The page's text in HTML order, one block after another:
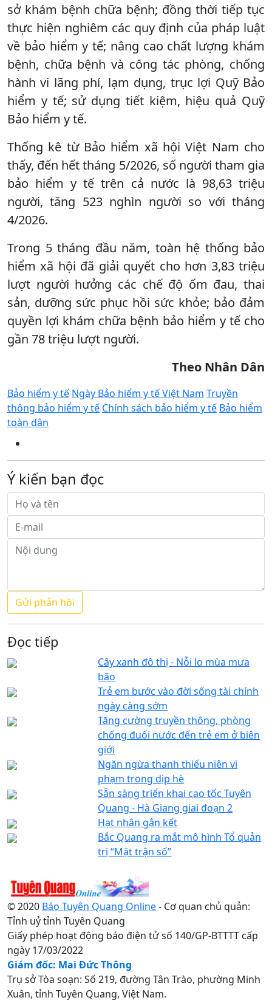
sở khám bệnh chữa bệnh; đồng thời tiếp tục
thực hiện nghiêm các quy định của pháp luật
về bảo hiểm y tế; nâng cao chất lượng khám
bệnh, chữa bệnh và công tác phòng, chống
hành vi lãng phí, lạm dụng, trục lợi Quỹ Bảo
hiểm y tế; sử dụng tiết kiệm, hiệu quả Quỹ
Bảo hiểm y tế.
Thống kê từ Bảo hiểm xã hội Việt Nam cho
thấy, đến hết tháng 5/2026, số người tham gia
bảo hiểm y tế trên cả nước là 98,63 triệu
người, tăng 523 nghìn người so với tháng
4/2026.
Trong 5 tháng đầu năm, toàn hệ thống bảo
hiểm xã hội đã giải quyết cho hơn 3,83 triệu
lượt người hưởng các chế độ ốm đau, thai
sản, dưỡng sức phục hồi sức khỏe; bảo đảm
quyền lợi khám chữa bệnh bảo hiểm y tế cho
gần 78 triệu lượt người.
Theo Nhân Dân
Bảo hiểm y tế Ngày Bảo hiểm y tế Việt Nam Truyền
thông bảo hiểm y tế Chính sách bảo hiểm y tế Bảo hiểm
toàn dân
Ý kiến bạn đọc
Đọc tiếp
Cây xanh đô thị - Nỗi lo mùa mưa
bão
Trẻ em bước vào đời sống tài chính
ngày càng sớm
Tăng cường truyền thông, phòng
chống đuối nước đến trẻ em ở biên
giới
Ngăn ngừa thanh thiếu niên vi
phạm trong dịp hè
Sẵn sàng triển khai cao tốc Tuyên
Quang - Hà Giang giai đoạn 2
Hạt nhân gắn kết
Bắc Quang ra mắt mô hình Tổ quản
trị “Mặt trận số”
© 2020 Báo Tuyên Quang Online- Cơ quan chủ quản:
Tỉnh uỷ tỉnh Tuyên Quang
Giấy phép hoạt động báo điện tử số 140/GP-BTTTT cấp
ngày 17/03/2022
Giám đốc: Mai Đức Thông
Trụ sở Tòa soạn: Số 219, đường Tân Trào, phường Minh
Xuân, tỉnh Tuyên Quang, Việt Nam.